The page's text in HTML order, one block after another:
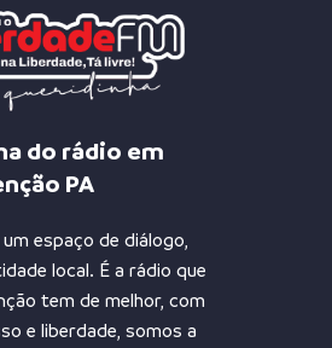
do rádio em
PA
espaço de diálogo,
local. É a rádio que
tem de melhor, com
e liberdade, somos a